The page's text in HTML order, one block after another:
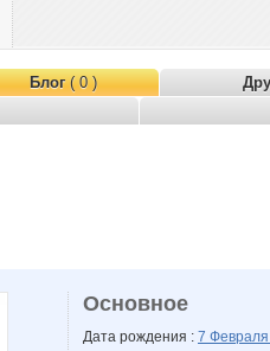
Блог( 0 )
Основное
Дата рождения : 7